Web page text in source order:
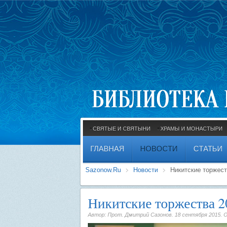
СВЯТЫЕ И СВЯТЫНИ ХРАМЫ И МОНАСТЫРИ
ГЛАВНАЯ НОВОСТИ СТАТЬИ
Sazonow.Ru Новости Никитские
Никитские торжества
Автор: Прот. Дмитрий Сазонов. 18 сентября 2015 .